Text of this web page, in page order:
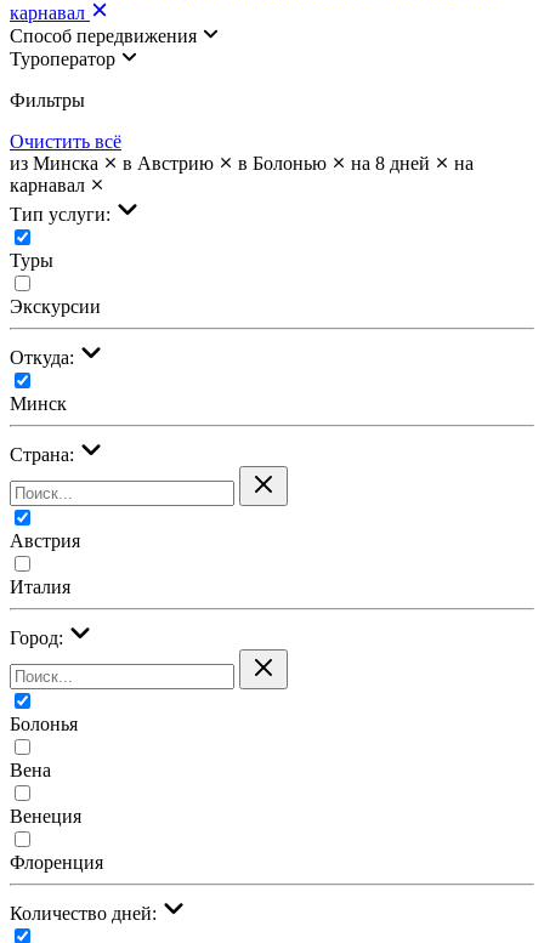
карнавал
Cпособ передвижения
Туроператор
Фильтры
Очистить всё
из Минска
в Австрию в Болонью на 8 дней
на
карнавал
Тип услуги:
Туры
Экскурсии
Откуда:
Минск
Страна:
Австрия
Италия
Город:
Болонья
Вена
Венеция
Флоренция
Количество дней: